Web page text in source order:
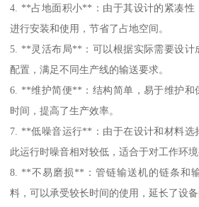
4. **占地面积小**：由于其设计的紧凑性
进行安装和使用，节省了占地空间。
5. **灵活布局**：可以根据实际需要设计
配置，满足不同生产线的输送要求。
6. **维护简便**：结构简单，易于维护和
时间，提高了生产效率。
7. **低噪音运行**：由于在设计和材料选
此运行时噪音相对较低，适合于对工作环境
8. **不易磨损**：管链输送机的链条和
料，可以承受较长时间的使用，延长了设备